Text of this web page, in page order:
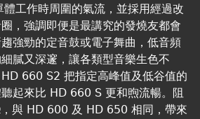
工作時周圍的氣流，並採用經過改
，強調即便是最講究的發燒友都會
強勁的定音鼓或電子舞曲，低音頻
膩又深邃，讓各類型音樂生色不
660 S2 把指定高峰值及低谷值的
起來比 HD 660 S 更和煦流暢。阻
與 HD 600 及 HD 650 相同，帶來